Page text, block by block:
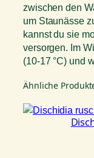
zwischen den
um Staunässe
kannst du sie
versorgen. Im
(10-17 °C) und
Ähnliche